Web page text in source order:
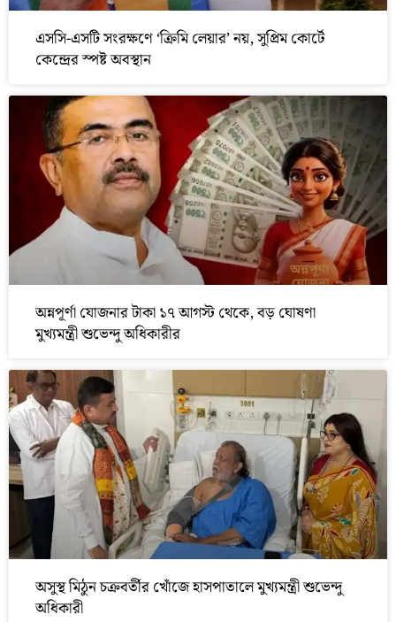
এসসি-এসটি সংরক্ষণে ‘ক্রিমি লেয়ার’ নয়, সুপ্রিম কোর্টে
কেন্দ্রের স্পষ্ট অবস্থান
অন্নপূর্ণা যোজনার টাকা ১৭ আগস্ট থেকে, বড় ঘোষণা
মুখ্যমন্ত্রী শুভেন্দু অধিকারীর
অসুস্থ মিঠুন চক্রবর্তীর খোঁজে হাসপাতালে মুখ্যমন্ত্রী শুভেন্দু
অধিকারী